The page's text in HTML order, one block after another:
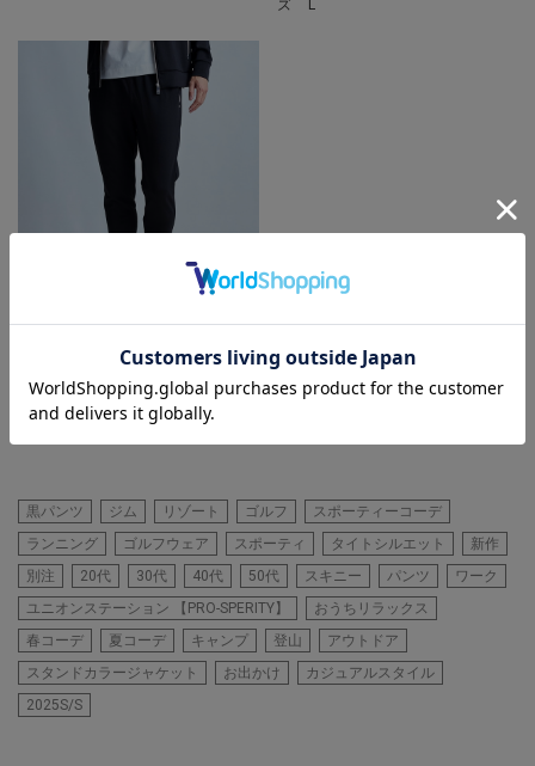
ズ L
UNION STATION
PRO-SPERITYジョガーパンツ
着用カラー ブラック 着用サイ
黒パンツ ジム リゾート ゴルフ
スポーティーコーデ
ランニング
ゴルフウェア スポーティ タイトシルエット
新作
別注
20代 30代 40代 50代 スキニー パンツ
ワーク
ユニオンステーション 【PRO-SPERITY】
おうちリラックス
春コーデ
夏コーデ キャンプ 登山
アウトドア
スタンドカラージャケット
お出かけ
カジュアルスタイル
2025S/S